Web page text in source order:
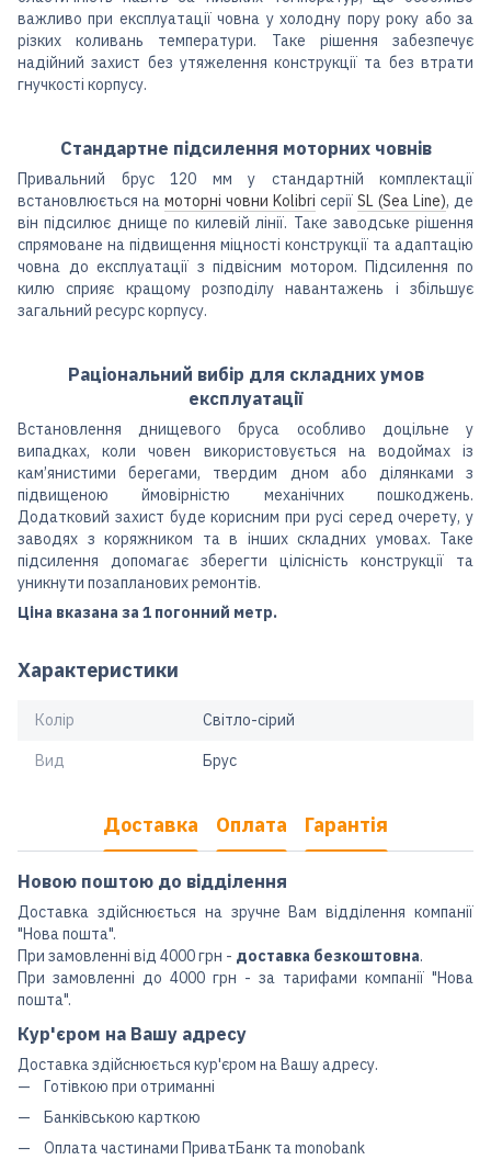
важливо при експлуатації човна у холодну пору року або за
різких коливань температури. Таке рішення забезпечує
надійний захист без утяжелення конструкції та без втрати
гнучкості корпусу.
Стандартне підсилення моторних човнів
Привальний брус 120 мм у стандартній комплектації
встановлюється на моторні човни Kolibri серії SL (Sea Line), де
він підсилює днище по килевій лінії. Таке заводське рішення
спрямоване на підвищення міцності конструкції та адаптацію
човна до експлуатації з підвісним мотором. Підсилення по
килю сприяє кращому розподілу навантажень і збільшує
загальний ресурс корпусу.
Раціональний вибір для складних умов
експлуатації
Встановлення днищевого бруса особливо доцільне у
випадках, коли човен використовується на водоймах із
кам’янистими берегами, твердим дном або ділянками з
підвищеною ймовірністю механічних пошкоджень.
Додатковий захист буде корисним при русі серед очерету, у
заводях з коряжником та в інших складних умовах. Таке
підсилення допомагає зберегти цілісність конструкції та
уникнути позапланових ремонтів.
Ціна вказана за 1 погонний метр.
Характеристики
Колір Світло-сірий
Вид Брус
Доставка Оплата Гарантія
Новою поштою до відділення
Доставка здійснюється на зручне Вам відділення компанії
"Нова пошта".
При замовленні від 4000 грн - доставка безкоштовна.
При замовленні до 4000 грн - за тарифами компанії "Нова
пошта".
Кур'єром на Вашу адресу
Доставка здійснюється кур'єром на Вашу адресу.
Готівкою при отриманні
Банківською карткою
Оплата частинами ПриватБанк та monobank